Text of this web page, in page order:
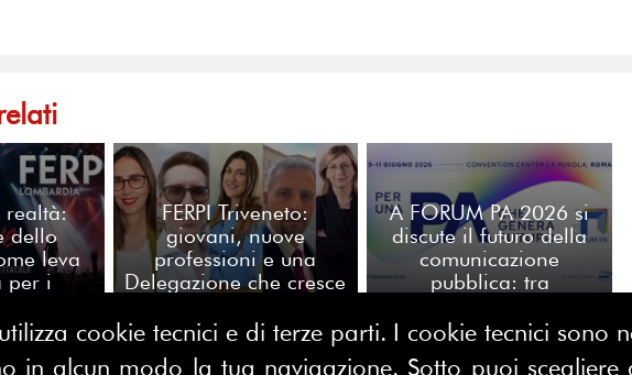
realtà:
dello
leva
per i
FERPI Triveneto:
giovani, nuove
professioni e una
Delegazione che cresce
dialogo con le
A FORUM PA 2026 si
discute il futuro della
comunicazione
pubblica: tra
formazione e nuove
cookie tecnici e di terze parti. I cookie tecnici sono
in alcun modo la tua navigazione. Sotto puoi